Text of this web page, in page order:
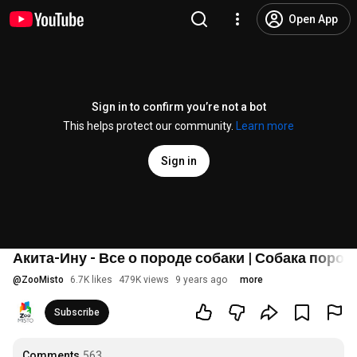
Open App
Sign in to confirm you’re not a bot
This helps protect our community.
Learn more
Sign in
Акита-Ину - Все о породе собаки | Собака
@ZooMisto 6.7K likes 479K views 9 years ago more
Subscribe